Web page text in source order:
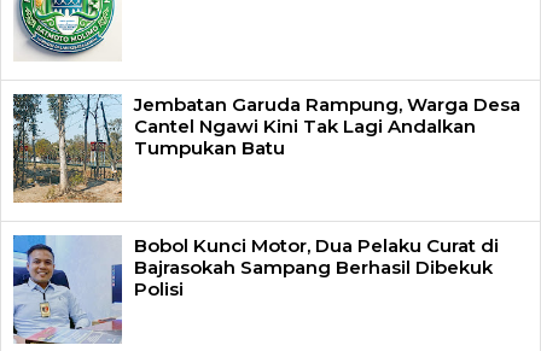
Jembatan Garuda Rampung, Warga Desa
Cantel Ngawi Kini Tak Lagi Andalkan
Tumpukan Batu
Bobol Kunci Motor, Dua Pelaku Curat di
Bajrasokah Sampang Berhasil Dibekuk
Polisi